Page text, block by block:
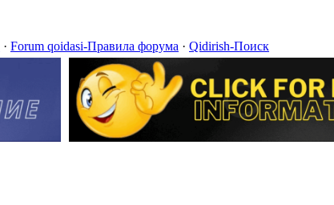
· Forum qoidasi-Правила форума · Qidirish-Поиск